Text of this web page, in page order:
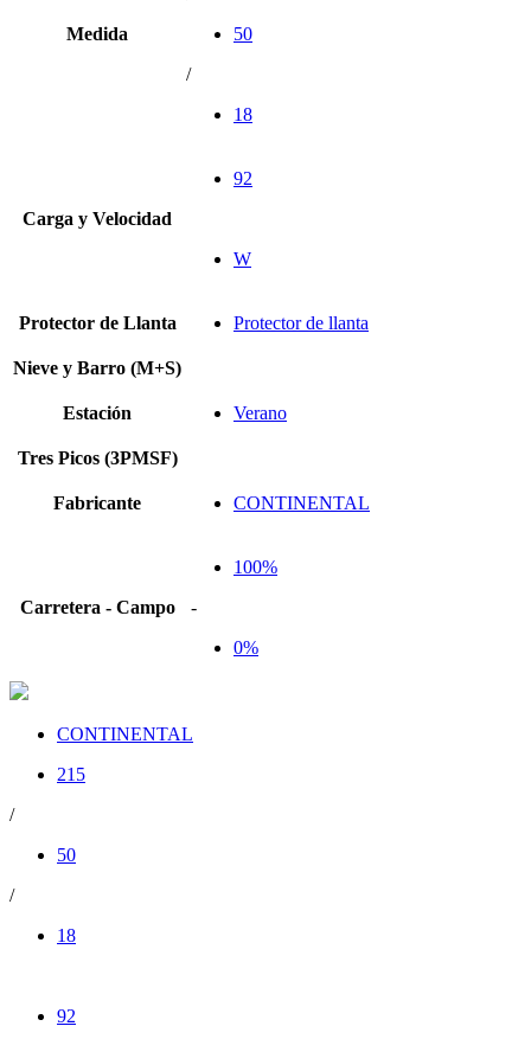
Medida
50
/
18
Carga y Velocidad
92
W
Protector de Llanta Protector de llanta
Nieve y Barro (M+S)
Estación Verano
Tres Picos (3PMSF)
Fabricante CONTINENTAL
Carretera - Campo
100%
-
0%
CONTINENTAL
215
/
50
/
18
92